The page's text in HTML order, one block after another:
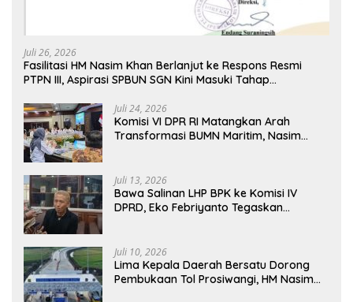
Juli 26, 2026
Fasilitasi HM Nasim Khan Berlanjut ke Respons Resmi
PTPN III, Aspirasi SPBUN SGN Kini Masuki Tahap
Juli 24, 2026
Komisi VI DPR RI Matangkan Arah
Transformasi BUMN Maritim, Nasim
Juli 13, 2026
Bawa Salinan LHP BPK ke Komisi IV
DPRD, Eko Febriyanto Tegaskan
Juli 10, 2026
Lima Kepala Daerah Bersatu Dorong
Pembukaan Tol Prosiwangi, HM Nasim